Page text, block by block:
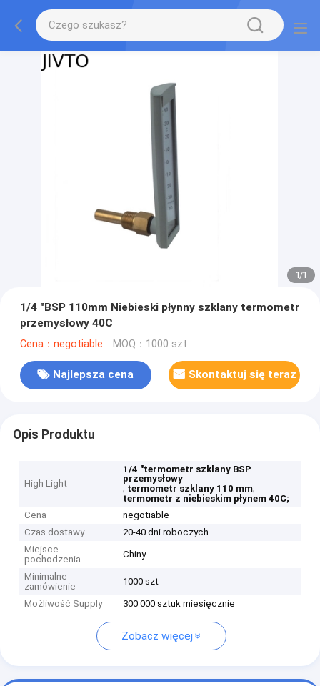
1/1
1/4 "BSP 110mm Niebieski płynny szklany termometr
przemysłowy 40C
Cena：negotiable MOQ：1000 szt
Najlepsza cena Skontaktuj się teraz
Opis Produktu
High Light
1/4 "termometr szklany BSP
przemysłowy
, termometr szklany 110 mm,
termometr z niebieskim płynem 40C;
Cena
negotiable
Czas dostawy
20-40 dni roboczych
Miejsce
pochodzenia
Chiny
Minimalne
zamówienie
1000 szt
Możliwość Supply 300 000 sztuk miesięcznie
Zobacz więcej